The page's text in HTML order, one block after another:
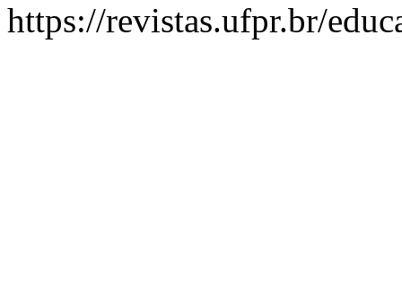
https://revistas.ufpr.br/